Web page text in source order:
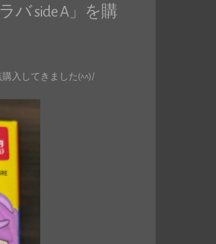
バ side A」を購
購入してきました(^^)/